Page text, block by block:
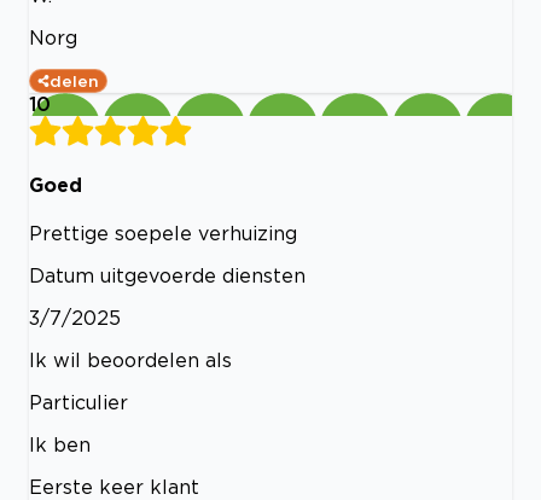
Norg
delen
10
Goed
Prettige soepele verhuizing
Datum uitgevoerde diensten
3/7/2025
Ik wil beoordelen als
Particulier
Ik ben
Eerste keer klant